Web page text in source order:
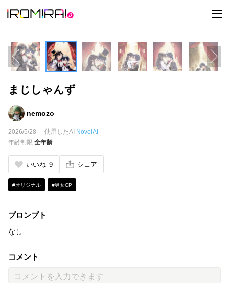
t
o
l
n
a
v
まじしゃんず
nemozo
2026/5/28 使用したAI NovelAI
年齢制限 全年齢
いいね 9 シェア
#オリジナル #男女CP
プロンプト
なし
コメント